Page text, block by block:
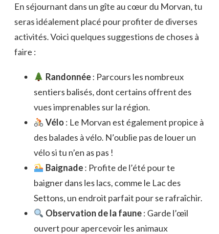
En séjournant dans un gîte au cœur du Morvan, tu
seras idéalement placé pour profiter de diverses
activités. Voici quelques suggestions de choses à
faire :
Randonnée: Parcours les nombreux
sentiers balisés, dont certains offrent des
vues imprenables sur la région.
Vélo : Le Morvan est également propice à
des balades à vélo. N’oublie pas de louer un
vélo si tu n’en as pas !
Baignade: Profite de l’été pour te
baigner dans les lacs, comme le Lac des
Settons, un endroit parfait pour se rafraîchir.
Observation de la faune: Garde l’œil
ouvert pour apercevoir les animaux